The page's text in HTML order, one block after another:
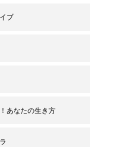
ブ
あなたの生き方